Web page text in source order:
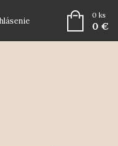
0 ks
0 €